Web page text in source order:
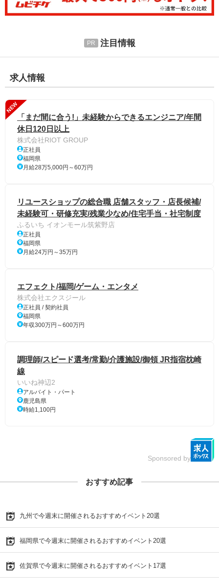
注目情報
求人情報
NEW
「まだ間に合う!」未経験からできるエンジニア/年間
休日120日以上
株式会社RIOT GROUP
正社員
福岡県
月給28万5,000円～60万円
リユースショップの総合職 店舗スタッフ・店長候補/
未経験可・研修充実/残業少なめ/住宅手当・社宅制度
ふるいち イオンモール筑紫野店
正社員
福岡県
月給24万円～35万円
エフェクト/福岡/ゲーム・エンタメ
株式会社エクスジール
正社員 / 契約社員
福岡県
年収300万円～600万円
調理師/スピード選考/常勤/介護施設/御領 JR指宿枕崎
線
いいね神辺2
アルバイト・パート
鹿児島県
時給1,100円
Sponsored by
おすすめ記事
九州で今週末に開催されるおすすめイベント20選
福岡県で今週末に開催されるおすすめイベント20選
佐賀県で今週末に開催されるおすすめイベント17選